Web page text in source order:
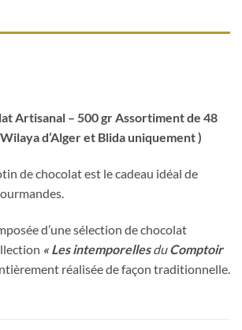
Artisanal – 500 gr Assortiment de 48
d’Alger et Blida uniquement )
de chocolat est le cadeau idéal de
d’une sélection de chocolat
« Les intemporellesduComptoir
réalisée de façon traditionnelle.